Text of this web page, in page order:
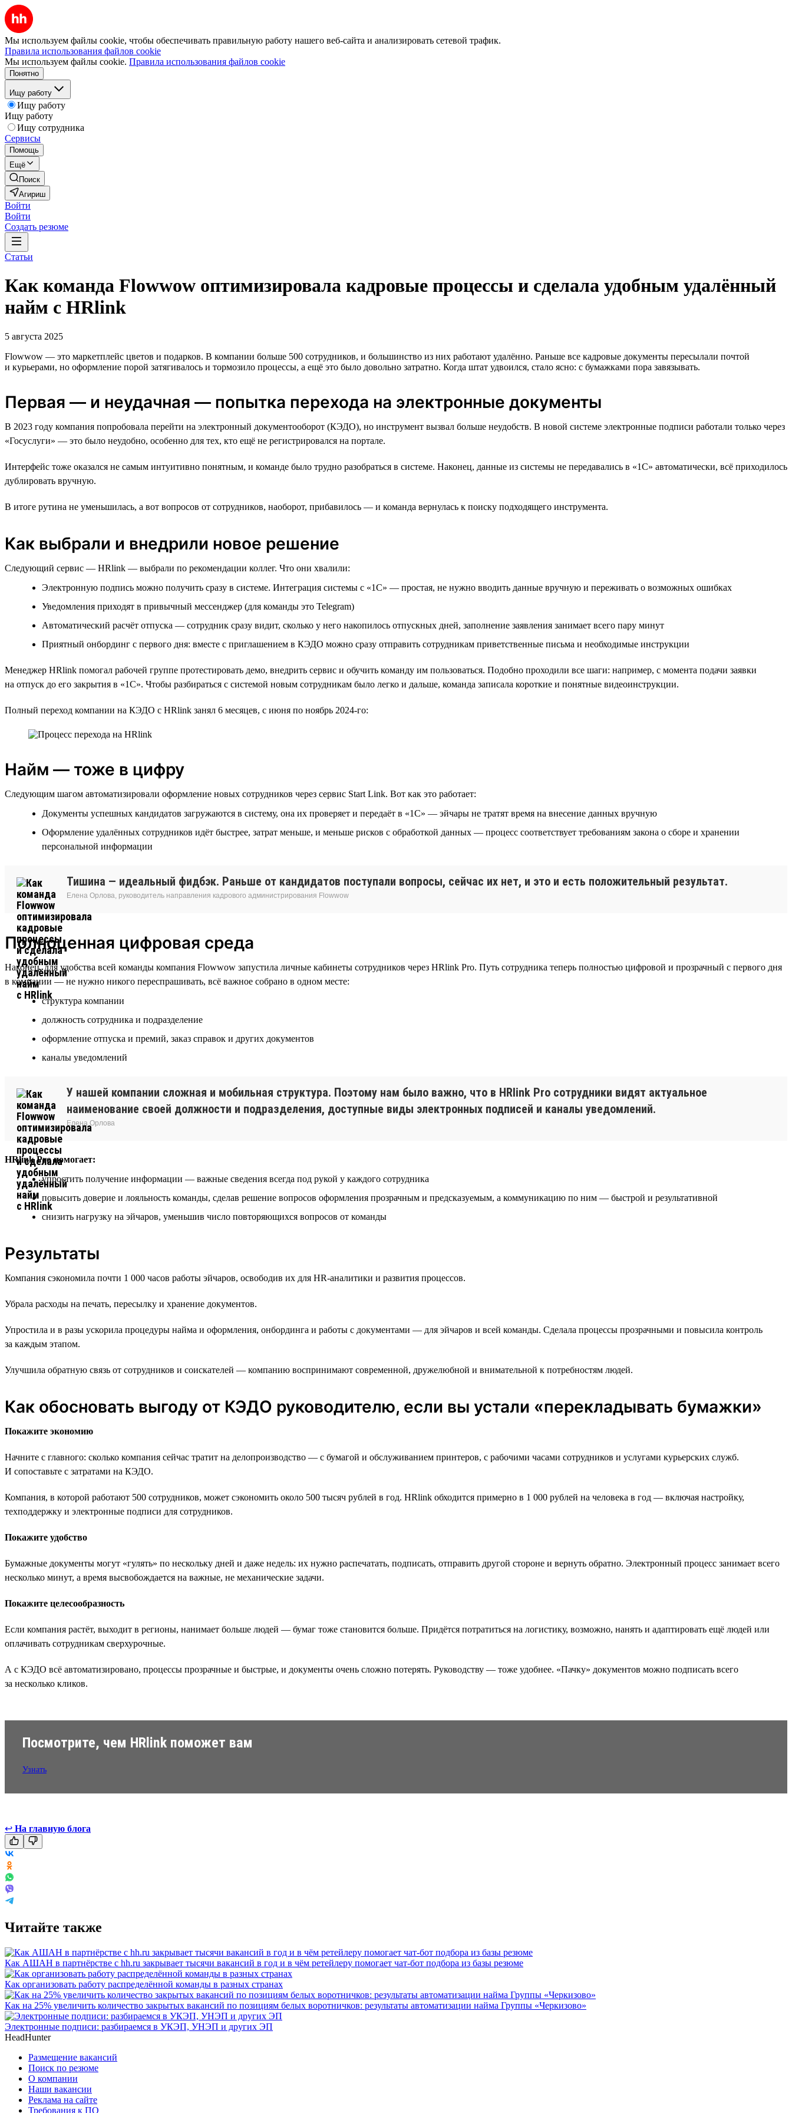
Мы используем файлы cookie, чтобы обеспечивать правильную работу нашего веб-сайта и анализировать сетевой трафик.
Правила использования файлов cookie
Мы используем файлы cookie. Правила использования файлов cookie
Понятно
Ищу работу
Ищу работу
Ищу работу
Ищу сотрудника
Сервисы
Помощь
Ещё
Поиск
Агириш
Войти
Войти
Создать резюме
Статьи
Как команда Flowwow оптимизировала кадровые процессы и сделала удобным удалённый
найм с HRlink
5 августа 2025
Flowwow — это маркетплейс цветов и подарков. В компании больше 500 сотрудников, и большинство из них работают удалённо. Раньше все кадровые документы пересылали почтой
и курьерами, но оформление порой затягивалось и тормозило процессы, а ещё это было довольно затратно. Когда штат удвоился, стало ясно: с бумажками пора завязывать.
Первая — и неудачная — попытка перехода на электронные документы
В 2023 году компания попробовала перейти на электронный документооборот (КЭДО), но инструмент вызвал больше неудобств. В новой системе электронные подписи работали только через
«Госуслуги» — это было неудобно, особенно для тех, кто ещё не регистрировался на портале.
Интерфейс тоже оказался не самым интуитивно понятным, и команде было трудно разобраться в системе. Наконец, данные из системы не передавались в «1С» автоматически, всё приходилось
дублировать вручную.
В итоге рутина не уменьшилась, а вот вопросов от сотрудников, наоборот, прибавилось — и команда вернулась к поиску подходящего инструмента.
Как выбрали и внедрили новое решение
Следующий сервис — HRlink — выбрали по рекомендации коллег. Что они хвалили:
Электронную подпись можно получить сразу в системе. Интеграция системы с «1С» — простая, не нужно вводить данные вручную и переживать о возможных ошибках
Уведомления приходят в привычный мессенджер (для команды это Telegram)
Автоматический расчёт отпуска — сотрудник сразу видит, сколько у него накопилось отпускных дней, заполнение заявления занимает всего пару минут
Приятный онбординг с первого дня: вместе с приглашением в КЭДО можно сразу отправить сотрудникам приветственные письма и необходимые инструкции
Менеджер HRlink помогал рабочей группе протестировать демо, внедрить сервис и обучить команду им пользоваться. Подобно проходили все шаги: например, с момента подачи заявки
на отпуск до его закрытия в «1С». Чтобы разбираться с системой новым сотрудникам было легко и дальше, команда записала короткие и понятные видеоинструкции.
Полный переход компании на КЭДО с HRlink занял 6 месяцев, с июня по ноябрь 2024-го:
Найм — тоже в цифру
Следующим шагом автоматизировали оформление новых сотрудников через сервис Start Link. Вот как это работает:
Документы успешных кандидатов загружаются в систему, она их проверяет и передаёт в «1С» — эйчары не тратят время на внесение данных вручную
Оформление удалённых сотрудников идёт быстрее, затрат меньше, и меньше рисков с обработкой данных — процесс соответствует требованиям закона о сборе и хранении
персональной информации
Тишина — идеальный фидбэк. Раньше от кандидатов поступали вопросы, сейчас их нет, и это и есть положительный результат.
Елена Орлова, руководитель направления кадрового администрирования Flowwow
Полноценная цифровая среда
Наконец, для удобства всей команды компания Flowwow запустила личные кабинеты сотрудников через HRlink Pro. Путь сотрудника теперь полностью цифровой и прозрачный с первого дня
в компании — не нужно никого переспрашивать, всё важное собрано в одном месте:
структура компании
должность сотрудника и подразделение
оформление отпуска и премий, заказ справок и других документов
каналы уведомлений
У нашей компании сложная и мобильная структура. Поэтому нам было важно, что в HRlink Pro сотрудники видят актуальное
наименование своей должности и подразделения, доступные виды электронных подписей и каналы уведомлений.
Елена Орлова
HRlink Pro помогает:
упростить получение информации — важные сведения всегда под рукой у каждого сотрудника
повысить доверие и лояльность команды, сделав решение вопросов оформления прозрачным и предсказуемым, а коммуникацию по ним — быстрой и результативной
снизить нагрузку на эйчаров, уменьшив число повторяющихся вопросов от команды
Результаты
Компания сэкономила почти 1 000 часов работы эйчаров, освободив их для HR-аналитики и развития процессов.
Убрала расходы на печать, пересылку и хранение документов.
Упростила и в разы ускорила процедуры найма и оформления, онбординга и работы с документами — для эйчаров и всей команды. Сделала процессы прозрачными и повысила контроль
за каждым этапом.
Улучшила обратную связь от сотрудников и соискателей — компанию воспринимают современной, дружелюбной и внимательной к потребностям людей.
Как обосновать выгоду от КЭДО руководителю, если вы устали «перекладывать бумажки»
Покажите экономию
Начните с главного: сколько компания сейчас тратит на делопроизводство — с бумагой и обслуживанием принтеров, с рабочими часами сотрудников и услугами курьерских служб.
И сопоставьте с затратами на КЭДО.
Компания, в которой работают 500 сотрудников, может сэкономить около 500 тысяч рублей в год. HRlink обходится примерно в 1 000 рублей на человека в год — включая настройку,
техподдержку и электронные подписи для сотрудников.
Покажите удобство
Бумажные документы могут «гулять» по нескольку дней и даже недель: их нужно распечатать, подписать, отправить другой стороне и вернуть обратно. Электронный процесс занимает всего
несколько минут, а время высвобождается на важные, не механические задачи.
Покажите целесообразность
Если компания растёт, выходит в регионы, нанимает больше людей — бумаг тоже становится больше. Придётся потратиться на логистику, возможно, нанять и адаптировать ещё людей или
оплачивать сотрудникам сверхурочные.
А с КЭДО всё автоматизировано, процессы прозрачные и быстрые, и документы очень сложно потерять. Руководству — тоже удобнее. «Пачку» документов можно подписать всего
за несколько кликов.
Посмотрите, чем HRlink поможет вам
Узнать
↩ На главную блога
Читайте также
Как АШАН в партнёрстве с hh.ru закрывает тысячи вакансий в год и в чём ретейлеру помогает чат-бот подбора из базы резюме
Как организовать работу распределённой команды в разных странах
Как на 25% увеличить количество закрытых вакансий по позициям белых воротничков: результаты автоматизации найма Группы «Черкизово»
Электронные подписи: разбираемся в УКЭП, УНЭП и других ЭП
HeadHunter
Размещение вакансий
Поиск по резюме
О компании
Наши вакансии
Реклама на сайте
Требования к ПО